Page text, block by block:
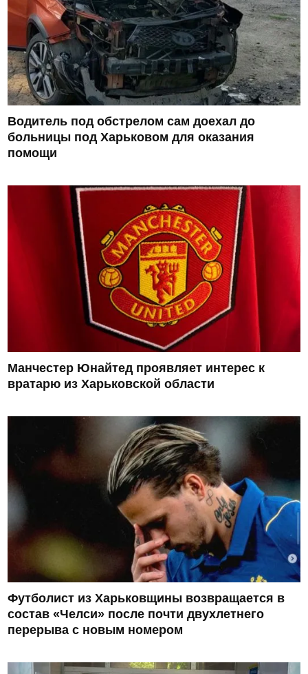
Водитель под обстрелом сам доехал до
больницы под Харьковом для оказания
помощи
Манчестер Юнайтед проявляет интерес к
вратарю из Харьковской области
Футболист из Харьковщины возвращается в
состав «Челси» после почти двухлетнего
перерыва с новым номером